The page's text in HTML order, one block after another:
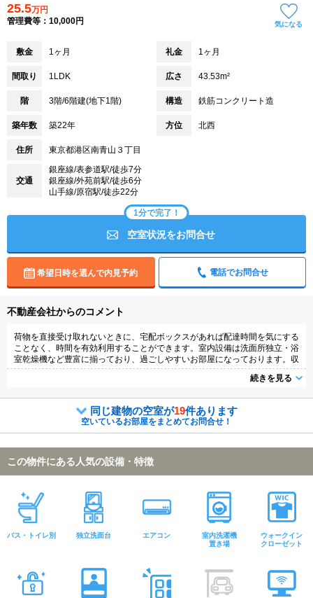
25.5万円
管理費等：10,000円
気になる
敷金 1ヶ月 礼金 1ヶ月
間取り 1LDK 広さ 43.53m²
階 3階/6階建(地下1階) 構造 鉄筋コンクリート造
築年数 築22年 方位 北西
住所 東京都港区南青山３丁目
交通
銀座線/表参道駅/徒歩7分
銀座線/外苑前駅/徒歩6分
山手線/原宿駅/徒歩22分
1分で完了！
空室状況をお問合せ
希望日時を選んで内見予約 電話でお問合せ
不動産会社からのコメント
荷物を直接受け取れないときに、宅配ボックスがあれば配達時間を気にする
ことなく、時間を有効利用することができます。室内設備は洗面所独立・浴
室乾燥機など豊富に揃っており、過ごしやすいお部屋になっております。収
納はクロゼット・シューズボックスなどが備え付けられているので、衣類や
続きを見る
同じ建物の空室が19件あります
空いているお部屋をまとめてお問合せ！
この物件にある人気の設備・特徴
バス・トイレ別 独立洗面台 エアコン
室内洗濯機
置き場
ウォークイン
クローゼット